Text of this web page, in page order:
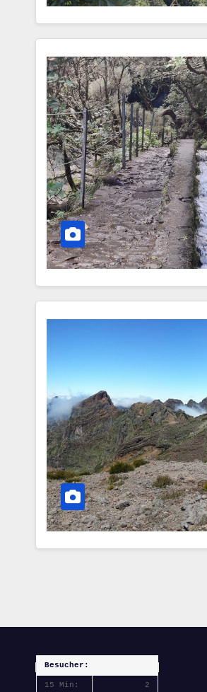
Besucher:
15 Min: 2